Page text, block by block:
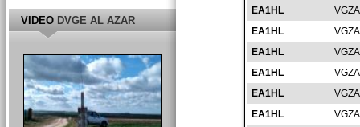
EA1HL
EA1HL
EA1HL
EA1HL
EA1HL
EA1HL
VIDEODVGE AL AZAR